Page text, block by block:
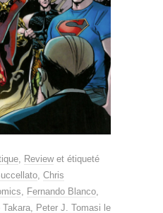
Reviewet étiqueté
Chris
Fernando Blanco
Takara Peter J. Tomasi le